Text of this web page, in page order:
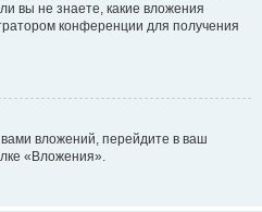
вы не знаете, какие вложения
конференции для получения
вложений, перейдите в ваш
«Вложения».